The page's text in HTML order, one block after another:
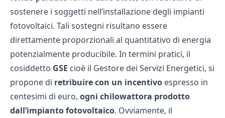
sostenere i soggetti nell’installazione degli impianti
fotovoltaici. Tali sostegni risultano essere
direttamente proporzionali al quantitativo di energia
potenzialmente producibile. In termini pratici, il
cosiddetto GSE cioè il Gestore dei Servizi Energetici, si
propone di retribuire con un incentivo espresso in
centesimi di euro, ogni chilowattora prodotto
dall’impianto fotovoltaico. Ovviamente, il